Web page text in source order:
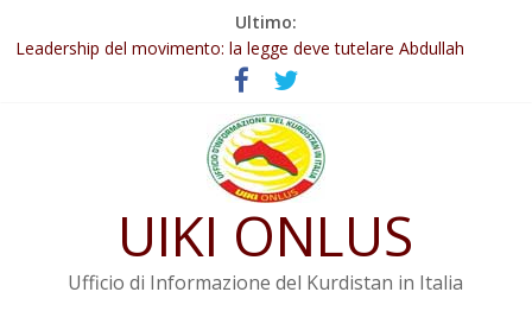
Ultimo:
Abdullah Öcalan: Le legge negativa deve essere trasformata in
legge positiva
Leadership del movimento: la legge deve tutelare Abdullah
Commissione donne del KNK: Şengal è di nuovo sotto minaccia
Non tenere conto della situazione di Rêber Apo ostacolerebbe
Il KNK chiede un’azione internazionale contro i crimini di guerra
UIKI ONLUS
Ufficio di Informazione del Kurdistan in Italia